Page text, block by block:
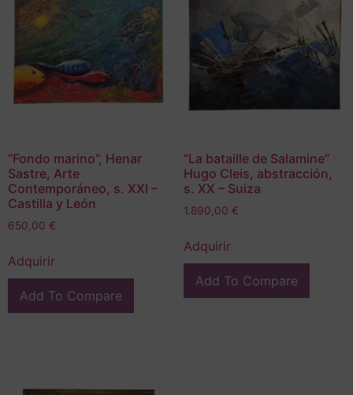
“Fondo marino”, Henar
Sastre, Arte
Contemporáneo, s. XXI –
Castilla y León
650,00 €
Adquirir
Add To Compare
“La bataille de Salamine”
Hugo Cleis, abstracción,
s. XX – Suiza
1.890,00 €
Adquirir
Add To Compare